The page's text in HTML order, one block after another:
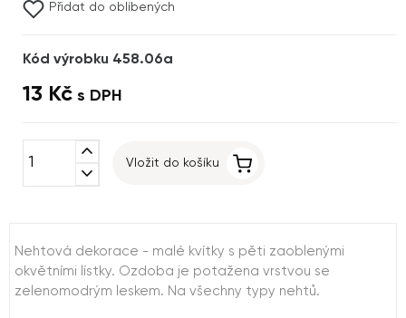
Přidat do oblíbených
Kód výrobku 458.06a
13 Kč s DPH
expand_less
expand_more
Vložit do košíku
Nehtová dekorace - malé kvítky s pěti zaoblenými
okvětními lístky. Ozdoba je potažena vrstvou se
zelenomodrým leskem. Na všechny typy nehtů.